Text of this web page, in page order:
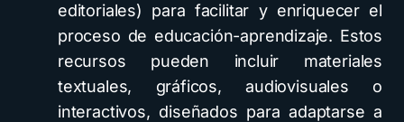
editoriales) para facilitar y enriquecer el
proceso de educación-aprendizaje. Estos
recursos pueden incluir materiales
textuales, gráficos, audiovisuales o
interactivos, diseñados para adaptarse a